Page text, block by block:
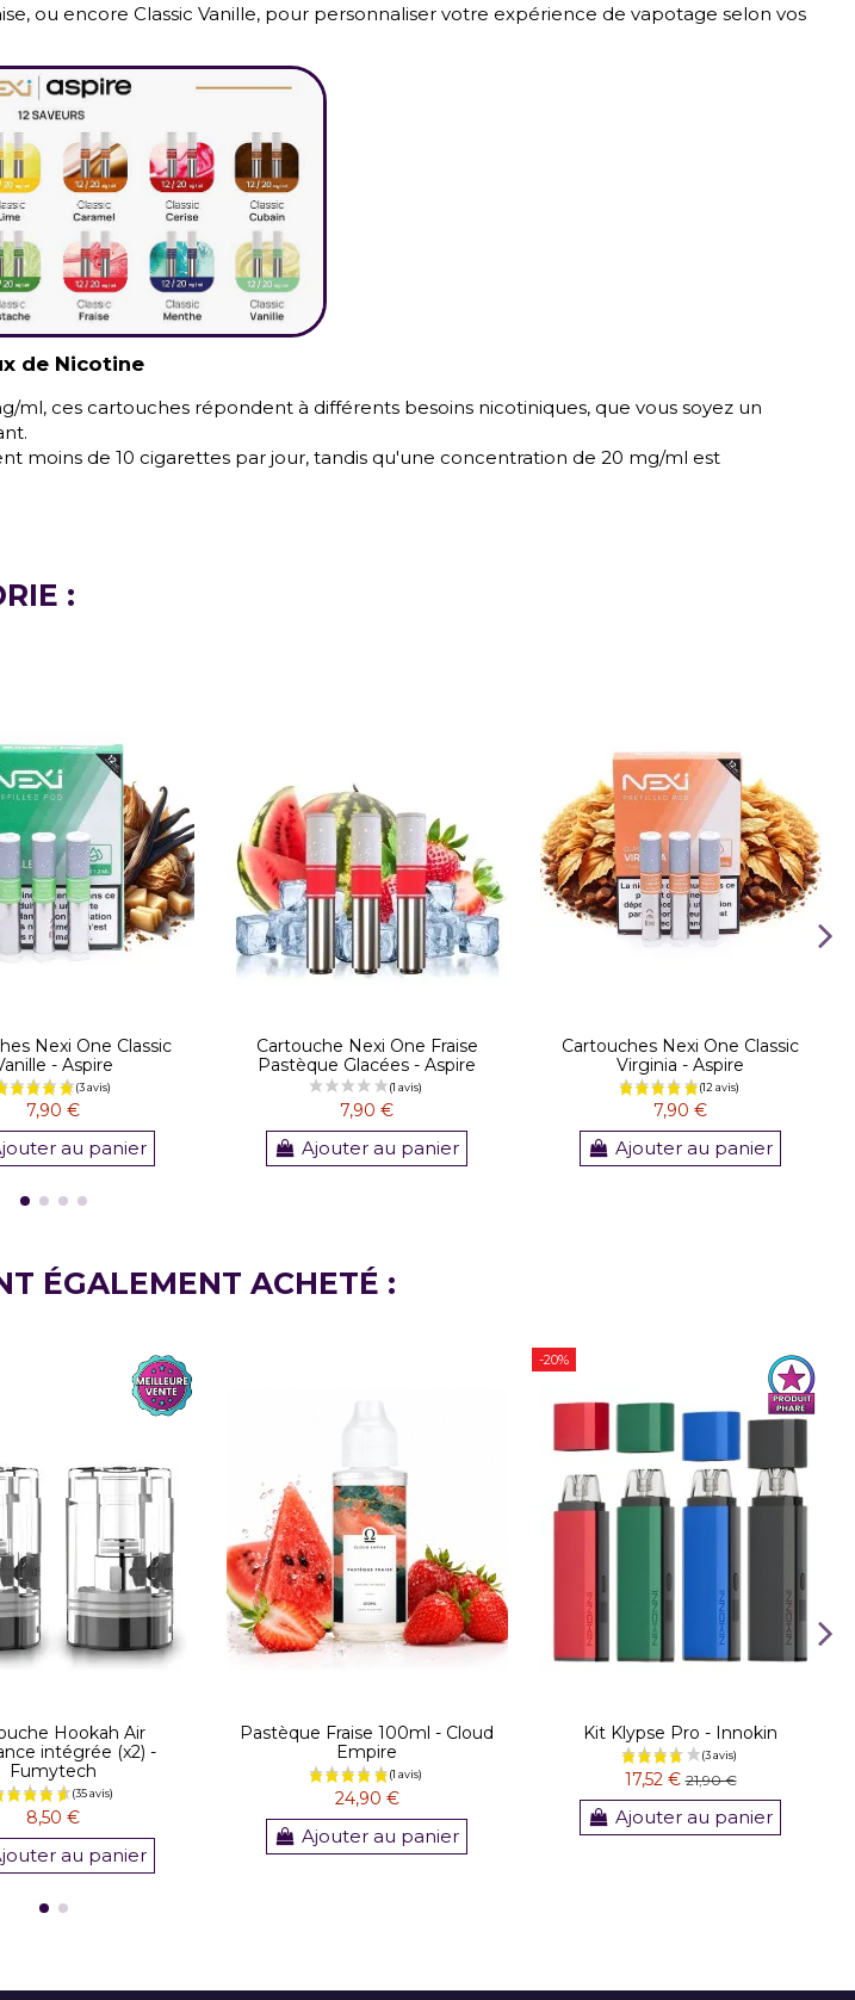
ou encore Classic Vanille, pour personnaliser votre expérience de vapotage selon vos
de Nicotine
ml, ces cartouches répondent à différents besoins nicotiniques, que vous soyez un
moins de 10 cigarettes par jour, tandis qu'une concentration de 20 mg/ml est
:
Nexi One Classic
- Aspire
7,90 €
au panier
Cartouche Nexi One Fraise
Pastèque Glacées - Aspire
7,90 €
Ajouter au panier
Cartouches Nexi One Classic
Virginia - Aspire
7,90 €
Ajouter au panier
ÉGALEMENT ACHETÉ :
Hookah Air
intégrée (x2) -
Fumytech
8,50 €
au panier
Pastèque Fraise 100ml - Cloud
Empire
24,90 €
Ajouter au panier
-20%
Kit Klypse Pro - Innokin
17,52 €21,90 €
Ajouter au panier